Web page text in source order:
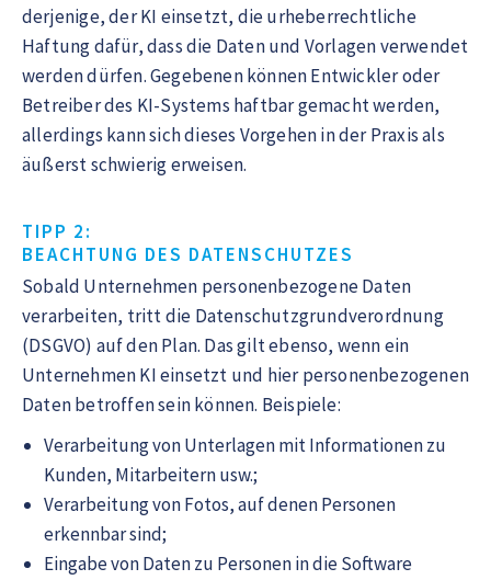
derjenige, der KI einsetzt, die urheberrechtliche
Haftung dafür, dass die Daten und Vorlagen verwendet
werden dürfen. Gegebenen können Entwickler oder
Betreiber des KI-Systems haftbar gemacht werden,
allerdings kann sich dieses Vorgehen in der Praxis als
äußerst schwierig erweisen.
TIPP 2:
BEACHTUNG DES DATENSCHUTZES
Sobald Unternehmen personenbezogene Daten
verarbeiten, tritt die Datenschutzgrundverordnung
(DSGVO) auf den Plan. Das gilt ebenso, wenn ein
Unternehmen KI einsetzt und hier personenbezogenen
Daten betroffen sein können. Beispiele:
Verarbeitung von Unterlagen mit Informationen zu
Kunden, Mitarbeitern usw.;
Verarbeitung von Fotos, auf denen Personen
erkennbar sind;
Eingabe von Daten zu Personen in die Software